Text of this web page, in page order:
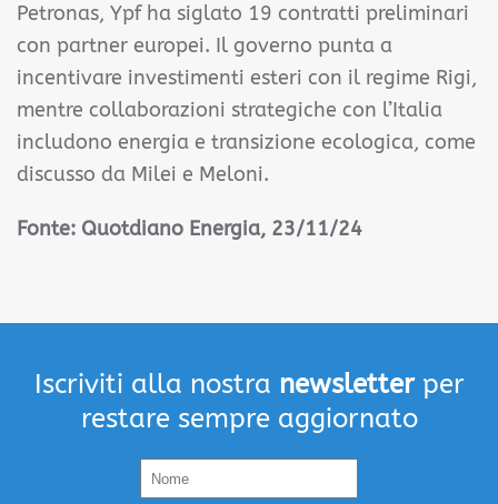
Petronas, Ypf ha siglato 19 contratti preliminari
con partner europei. Il governo punta a
incentivare investimenti esteri con il regime Rigi,
mentre collaborazioni strategiche con l’Italia
includono energia e transizione ecologica, come
discusso da Milei e Meloni.
Fonte: Quotdiano Energia, 23/11/24
Iscriviti alla nostra newsletterper
restare sempre aggiornato